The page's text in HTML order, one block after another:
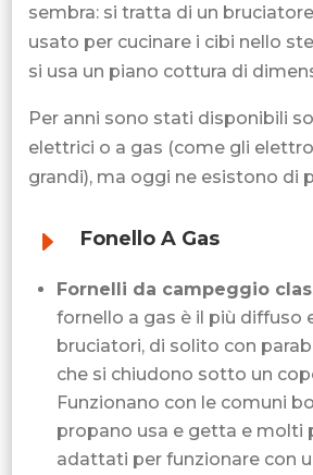
sembra: si tratta di un
usato per cucinare i cibi nello
si usa un piano cottura di
Per anni sono stati disponibili
elettrici o a gas (come gli
grandi), ma oggi ne esistono di
E Fonello A Gas
Fornelli da campeggio
fornello a gas è il più diffuso
bruciatori, di solito con
che si chiudono sotto un
Funzionano con le comuni
propano usa e getta e molti
adattati per funzionare con